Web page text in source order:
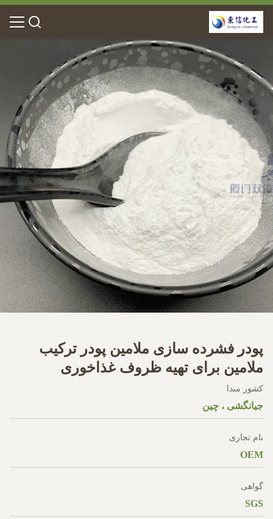
پودر فشرده سازی ملامین پودر ترکیب
ملامین برای تهیه ظروف غذاخوری
کشور مبدا
جیانگشی ، چین
نام تجاری
OEM
گواهی
SGS